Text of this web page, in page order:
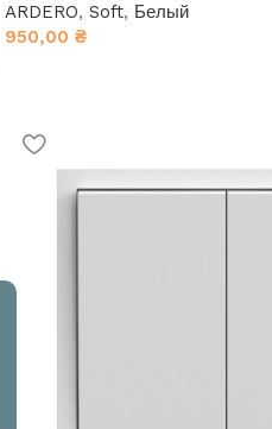
ARDERO, Soft, Белый
950,00 ₴